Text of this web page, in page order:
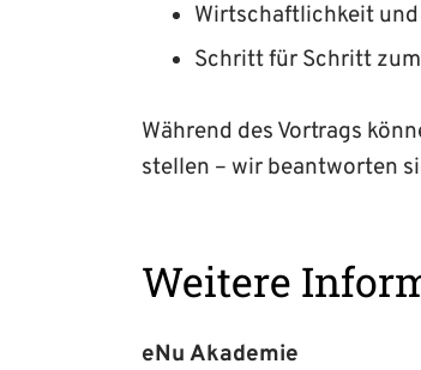
Wirtschaftlichkeit
Schritt für Schritt
Während des Vortrags
stellen – wir beantworten
Weitere
eNu Akademie